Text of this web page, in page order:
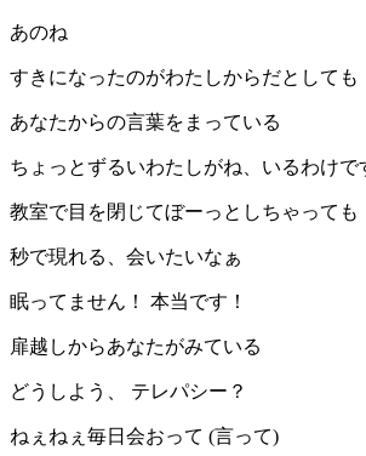
あのね
すきになったのがわたしからだとしても
あなたからの言葉をまっている
ちょっとずるいわたしがね、いるわけで
教室で目を閉じてぼーっとしちゃっても
秒で現れる、会いたいなぁ
眠ってません！ 本当です！
扉越しからあなたがみている
どうしよう、 テレパシー？
ねぇねぇ毎日会おって (言って)